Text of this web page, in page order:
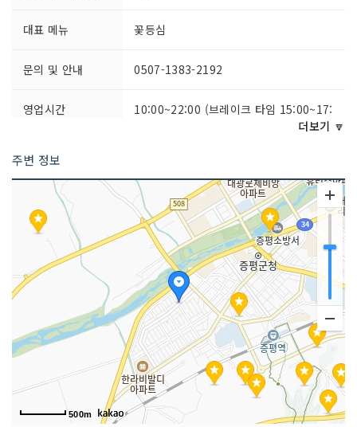
대표 메뉴 꽃등심
문의 및 안내 0507-1383-2192
영업시간
10:00~22:00 (브레이크 타임 15:00~17:
주차시설
요금 (무료)
쉬는날 연중무휴
취급 메뉴
갈비한짝 / 전통돼지갈비 / 생삼겹살 / 한
우한마리 / 살치살 등
인허가번호 20180449142
더보기 🔽
주변 정보
500m